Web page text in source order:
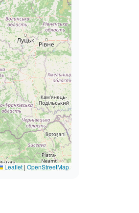
Leaflet | OpenStreetMap